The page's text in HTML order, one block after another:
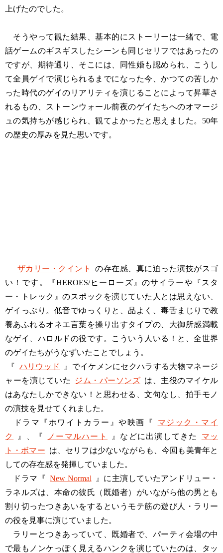
上げたのでした。
そうやって観た結果、基本的にストーリーは一緒で、電
話ゲームのギスギスしたシーンも同じセリフではあったの
ですが、期待通り、そこには、同性婚も認められ、こうし
て全員ゲイで演じられるまでになった今、かつての苦しか
った時代のゲイのリアリティを演じることによって昇華さ
れるもの、ストーンウォール前夜のゲイたちへのオマージ
ュの気持ちが感じられ、観てよかったと思えました。50年
の歴史の厚みを見た思いです。
ザカリー・クイント
の存在感、真に迫った演技がスゴ
い！です。『HEROES/ヒーローズ』のサイラーや『スタ
ー・トレック』のスポックを演じていた人とは思えない、
ゲイっぷり。低音でゆっくりと、品よく、毒舌まじりで教
養あふれるオネエ言葉を操り出すタイプの、大御所感満載
なゲイ、ハロルドの役です。こういう人いる！と、全世界
のゲイたちがうなずいたことでしょう。
『 ハリウッド
』でイケメンにセクハラする大物マネージ
ャーを演じていた
ジム・パーソンズ は、主役のマイケル
はあなたしかできない！と思わせる、文句なし、拍手モノ
の演技を見せてくれました。
ドラマ『ホワイトカラー』や映画『
マジック・マイ
ク
』、『 ノーマルハート 』などに出演してきた
マッ
ト・ボマー は、セリフは少ないながらも、今回も美青年と
しての存在感を発揮していました。
ドラマ『 New Normal
』に主演していたアンドリュー・
ラネルズは、本命の彼氏（既婚者）がいながら他の男とも
割り切ったつきあいをするというモテ筋の遊び人・ラリー
の役を見事に演じていました。
ラリーとつきあっていて、既婚者で、パーティ会場の中
で最もノンケっぽく見えるハンクを演じていたのは、タッ